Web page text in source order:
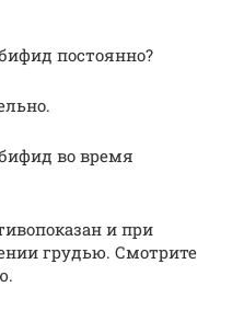
постоянно?
во время
и при
грудью. Смотрите